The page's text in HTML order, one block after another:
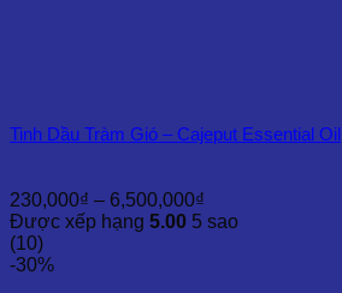
Tinh Dầu Tràm Gió – Cajeput Essential Oil
230,000₫ – 6,500,000₫
giá:
Được xếp hạng 5.00 5 sao
(10)
-30%